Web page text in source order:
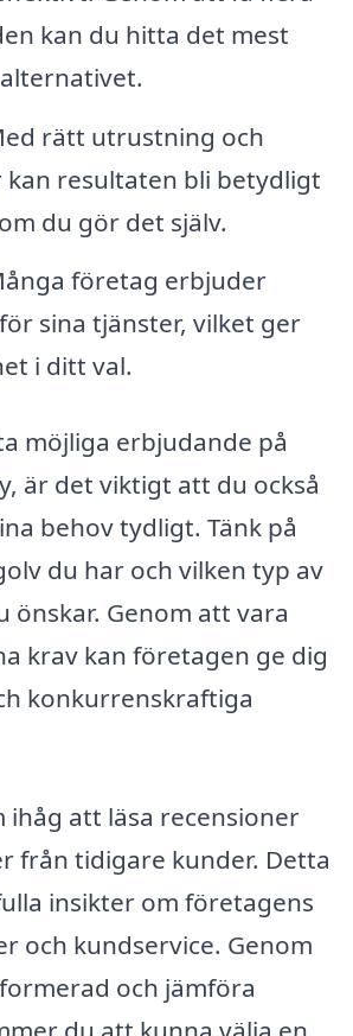
kan du hitta det mest
rätt utrustning och
resultaten bli betydligt
du gör det själv.
företag erbjuder
sina tjänster, vilket ger
i ditt val.
möjliga erbjudande på
är det viktigt att du också
behov tydligt. Tänk på
du har och vilken typ av
önskar. Genom att vara
krav kan företagen ge dig
konkurrenskraftiga
ihåg att läsa recensioner
från tidigare kunder. Detta
insikter om företagens
och kundservice. Genom
och jämföra